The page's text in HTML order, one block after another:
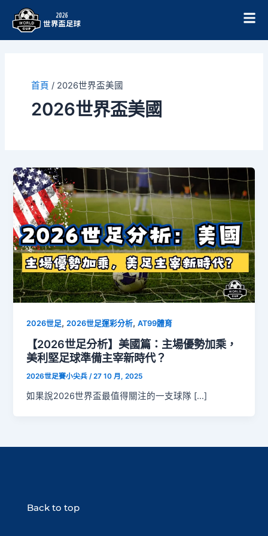
首頁 / 2026世界盃美國
2026世界盃美國
2026世足,2026世足運彩分析,AT99體育
【2026世足分析】美國篇：主場優勢加乘，
美利堅足球準備主宰新時代？
2026世足賽小尖兵/27 10 月, 2025
如果說2026世界盃最值得關注的一支球隊 […]
Back to top